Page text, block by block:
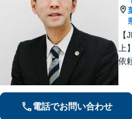
上
依
電話でお問い合わせ